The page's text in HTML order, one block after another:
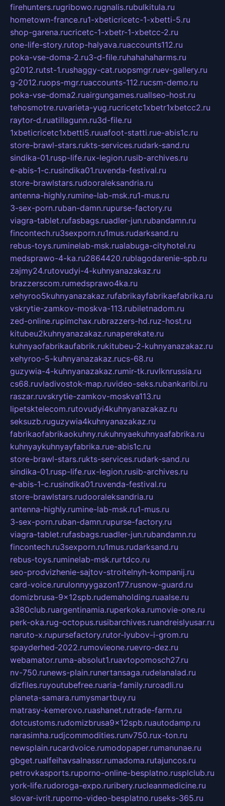
firehunters.rugribowo.rugnalis.rubulkitula.ru
hometown-france.ru1-xbeticricetc-1-xbetti-5.ru
shop-garena.rucricetc-1-xbetr-1-xbetcc-2.ru
one-life-story.rutop-halyava.ruaccounts112.ru
poka-vse-doma-2.ru3-d-file.ruhahahaharms.ru
g2012.rutst-1.rushaggy-cat.ruopsmgr.ruev-gallery.ru
g-2012.ruops-mgr.ruaccounts-112.rucsm-demo.ru
poka-vse-doma2.ruairgungames.ruallseo-host.ru
tehosmotre.ruvarieta-yug.rucricetc1xbetr1xbetcc2.ru
raytor-d.ruatillagunn.ru3d-file.ru
1xbeticricetc1xbetti5.ruuafoot-statti.rue-abis1c.ru
store-brawl-stars.rukts-services.rudark-sand.ru
sindika-01.rusp-life.rux-legion.rusib-archives.ru
e-abis-1-c.rusindika01.ruvenda-festival.ru
store-brawlstars.rudooraleksandria.ru
antenna-highly.rumine-lab-msk.ru1-mus.ru
3-sex-porn.ruban-damn.rupurse-factory.ru
viagra-tablet.rufasbags.ruadler-jun.rubandamn.ru
fincontech.ru3sexporn.ru1mus.rudarksand.ru
rebus-toys.ruminelab-msk.rualabuga-cityhotel.ru
medsprawo-4-ka.ru2864420.rublagodarenie-spb.ru
zajmy24.rutovudyi-4-kuhnyanazakaz.ru
brazzerscom.rumedsprawo4ka.ru
xehyroo5kuhnyanazakaz.rufabrikayfabrikaefabrika.ru
vskrytie-zamkov-moskva-113.rubiletnadom.ru
zed-online.rupimchax.rubrazzers-hd.ruz-host.ru
kitubeu2kuhnyanazakaz.runaperekate.ru
kuhnyaofabrikaufabrik.rukitubeu-2-kuhnyanazakaz.ru
xehyroo-5-kuhnyanazakaz.rucs-68.ru
guzywia-4-kuhnyanazakaz.rumir-tk.ruvlknrussia.ru
cs68.ruvladivostok-map.ruvideo-seks.rubankaribi.ru
raszar.ruvskrytie-zamkov-moskva113.ru
lipetsktelecom.rutovudyi4kuhnyanazakaz.ru
seksuzb.ruguzywia4kuhnyanazakaz.ru
fabrikaofabrikaokuhny.rukuhnyaekuhnyaafabrika.ru
kuhnyaykuhnyayfabrika.rue-abis1c.ru
store-brawl-stars.rukts-services.rudark-sand.ru
sindika-01.rusp-life.rux-legion.rusib-archives.ru
e-abis-1-c.rusindika01.ruvenda-festival.ru
store-brawlstars.rudooraleksandria.ru
antenna-highly.rumine-lab-msk.ru1-mus.ru
3-sex-porn.ruban-damn.rupurse-factory.ru
viagra-tablet.rufasbags.ruadler-jun.rubandamn.ru
fincontech.ru3sexporn.ru1mus.rudarksand.ru
rebus-toys.ruminelab-msk.rurtdco.ru
seo-prodvizhenie-sajtov-stroitelnyh-kompanij.ru
card-voice.rurulonnyygazon177.rusnow-guard.ru
domizbrusa-9x12spb.rudemaholding.ruaalse.ru
a380club.ruargentinamia.ruperkoka.rumovie-one.ru
perk-oka.rug-octopus.rusibarchives.ruandreislyusar.ru
naruto-x.rupursefactory.rutor-lyubov-i-grom.ru
spayderhed-2022.rumovieone.ruevro-dez.ru
webamator.ruma-absolut1.ruavtopomosch27.ru
nv-750.runews-plain.runertansaga.rudelanalad.ru
dizfiles.ruyoutubefree.ruaria-family.ruroadli.ru
planeta-samara.rumysmartbuy.ru
matrasy-kemerovo.ruashanet.rutrade-farm.ru
dotcustoms.rudomizbrusa9x12spb.ruautodamp.ru
narasimha.rudjcommodities.runv750.rux-ton.ru
newsplain.rucardvoice.rumodopaper.rumanunae.ru
gbget.rualfeihavsalnassr.rumadoma.rutajuncos.ru
petrovkasports.ruporno-online-besplatno.rusplclub.ru
york-life.rudoroga-expo.ruribery.rucleanmedicine.ru
slovar-ivrit.ruporno-video-besplatno.ruseks-365.ru